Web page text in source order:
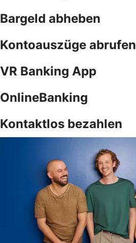
Bargeld abheben
Kontoauszüge abrufen
VR Banking App
OnlineBanking
Kontaktlos bezahlen